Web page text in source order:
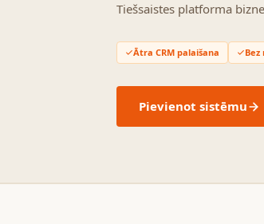
Tiešsaistes platforma
Ātra CRM palaišana Bez
Pievienot sistēmu